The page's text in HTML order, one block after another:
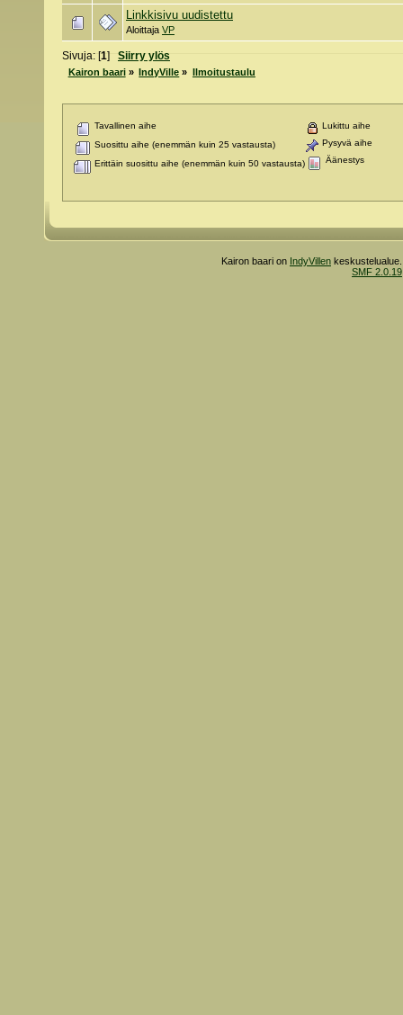
Linkkisivu uudistettu
Aloittaja VP
Sivuja: [1] Siirry ylös
Kairon baari» IndyVille » Ilmoitustaulu
Tavallinen aihe
Suosittu aihe (enemmän kuin 25 vastausta)
Erittäin suosittu aihe (enemmän kuin 50 vastausta)
Lukittu aihe
Pysyvä aihe
Äänestys
Kairon baari on IndyVillen
SMF 2.0.19